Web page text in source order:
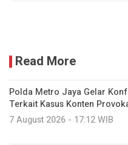
Read More
Polda Metro Jaya Gelar
Terkait Kasus Konten
7 August 2026 - 17:12 WIB